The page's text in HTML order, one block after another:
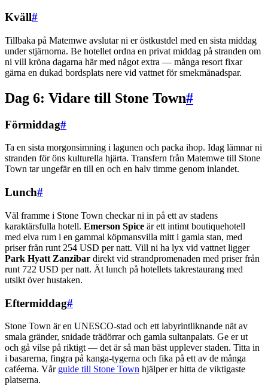
Kväll#
Tillbaka på Matemwe avslutar ni er östkustdel med en sista middag
under stjärnorna. Be hotellet ordna en privat middag på stranden om
ni vill kröna dagarna här med något extra — många resort fixar
gärna en dukad bordsplats nere vid vattnet för smekmånadspar.
Dag 6: Vidare till Stone Town#
Förmiddag#
Ta en sista morgonsimning i lagunen och packa ihop. Idag lämnar ni
stranden för öns kulturella hjärta. Transfern från Matemwe till Stone
Town tar ungefär en till en och en halv timme genom inlandet.
Lunch#
Väl framme i Stone Town checkar ni in på ett av stadens
karaktärsfulla hotell. Emerson Spice är ett intimt boutiquehotell
med elva rum i en gammal köpmansvilla mitt i gamla stan, med
priser från runt 254 USD per natt. Vill ni ha lyx vid vattnet ligger
Park Hyatt Zanzibar direkt vid strandpromenaden med priser från
runt 722 USD per natt. Ät lunch på hotellets takrestaurang med
utsikt över hustaken.
Eftermiddag#
Stone Town är en UNESCO-stad och ett labyrintliknande nät av
smala gränder, snidade trädörrar och gamla sultanpalats. Ge er ut
och gå vilse på riktigt — det är så man bäst upplever staden. Titta in
i basarerna, fingra på kanga-tygerna och fika på ett av de många
caféerna. Vår guide till Stone Town hjälper er hitta de viktigaste
platserna.